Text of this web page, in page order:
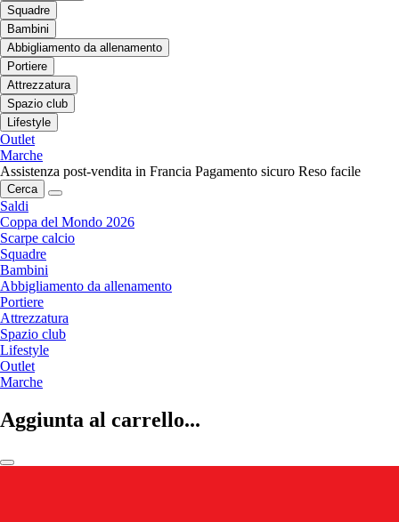
Squadre
Bambini
Abbigliamento da allenamento
Portiere
Attrezzatura
Spazio club
Lifestyle
Outlet
Marche
Assistenza post-vendita in Francia Pagamento sicuro Reso facile
Cerca
Saldi
Coppa del Mondo 2026
Scarpe calcio
Squadre
Bambini
Abbigliamento da allenamento
Portiere
Attrezzatura
Spazio club
Lifestyle
Outlet
Marche
Aggiunta al carrello...